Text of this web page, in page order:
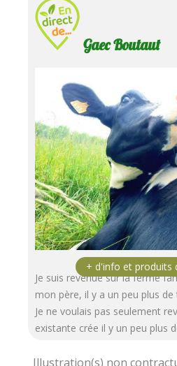
Gaec Boutaut
Je suis revenue sur la ferme
mon père, il y a un peu plus
Je ne voulais pas seulement
existante crée il y un peu plus